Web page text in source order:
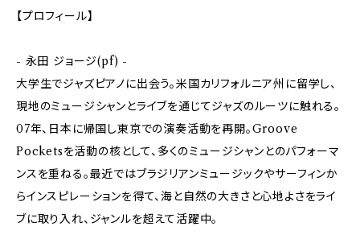
【プロフィール】
- 永田 ジョージ(pf) -
大学生でジャズピアノに出会う。米国カリフォルニア州に留学し、
現地のミュージシャンとライブを通じてジャズのルーツに触れる。
07年、日本に帰国し東京での演奏活動を再開。Groove
Pocketsを活動の核として、多くのミュージシャンとのパフォーマ
ンスを重ねる。最近ではブラジリアンミュージックやサーフィンか
らインスピレーションを得て、海と自然の大きさと心地よさをライ
ブに取り入れ、ジャンルを超えて活躍中。